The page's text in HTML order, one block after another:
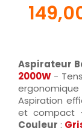
Aspirateur
2000W -
Aspiration
et compact
Couleur :